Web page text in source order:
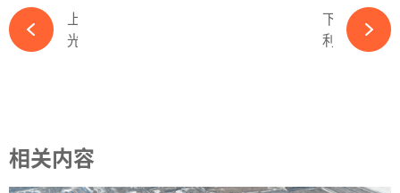
下一篇
利润暴涨！两大光伏龙头第一季度业绩开门红-365wm完美体育官网
相关内容